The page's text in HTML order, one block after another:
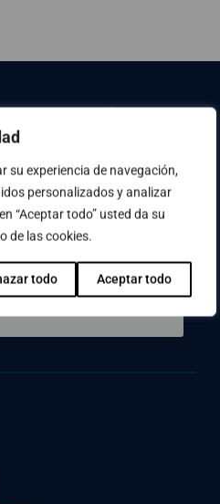
su experiencia de navegación,
personalizados y analizar
“Aceptar todo” usted da su
de las cookies.
todo Aceptar todo
buscabas? Usa el